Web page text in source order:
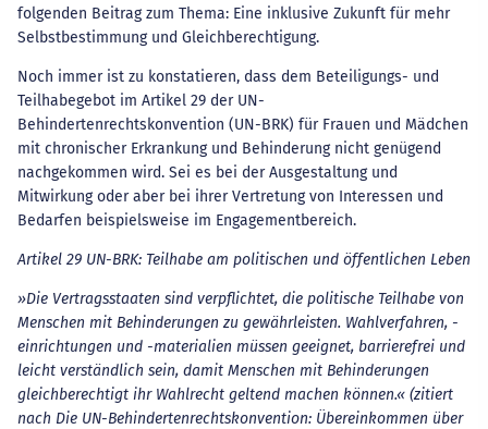
folgenden Beitrag zum Thema: Eine inklusive Zukunft für mehr
Selbstbestimmung und Gleichberechtigung.
Noch immer ist zu konstatieren, dass dem Beteiligungs- und
Teilhabegebot im Artikel 29 der UN-
Behindertenrechtskonvention (UN-BRK) für Frauen und Mädchen
mit chronischer Erkrankung und Behinderung nicht genügend
nachgekommen wird. Sei es bei der Ausgestaltung und
Mitwirkung oder aber bei ihrer Vertretung von Interessen und
Bedarfen beispielsweise im Engagementbereich.
Artikel 29 UN-BRK: Teilhabe am politischen und öffentlichen Leben
»Die Vertragsstaaten sind verpflichtet, die politische Teilhabe von
Menschen mit Behinderungen zu gewährleisten. Wahlverfahren, -
einrichtungen und -materialien müssen geeignet, barrierefrei und
leicht verständlich sein, damit Menschen mit Behinderungen
gleichberechtigt ihr Wahlrecht geltend machen können.« (zitiert
nach Die UN-Behindertenrechtskonvention: Übereinkommen über